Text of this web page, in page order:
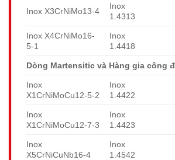
Inox X3CrNiMo13-4
Inox
1.4313
Inox X4CrNiMo16-
5-1
Inox
1.4418
Dòng Martensitic và Hàng gia công
Inox
X1CrNiMoCu12-5-2
Inox
1.4422
Inox
X1CrNiMoCu12-7-3
Inox
1.4423
Inox
X5CrNiCuNb16-4
Inox
1.4542